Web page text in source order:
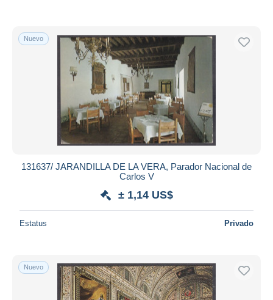
Nuevo
131637/ JARANDILLA DE LA VERA, Parador Nacional de
Carlos V
± 1,14 US$
Estatus Privado
Nuevo